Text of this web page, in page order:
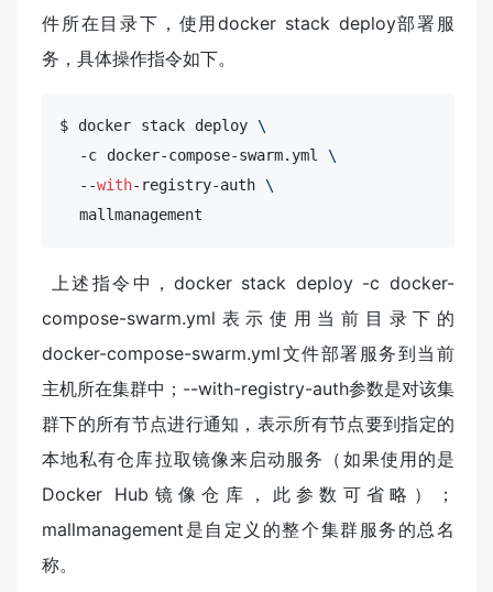
件所在目录下，使用docker stack deploy部署服
务，具体操作指令如下。
$ docker stack deploy \
  -c docker-compose-swarm.yml
\
  --
with-registry-auth \
  mallmanagement
​ 上述指令中，docker stack deploy -c docker-
compose-swarm.yml表示使用当前目录下的
docker-compose-swarm.yml文件部署服务到当前
主机所在集群中；--with-registry-auth参数是对该集
群下的所有节点进行通知，表示所有节点要到指定的
本地私有仓库拉取镜像来启动服务（如果使用的是
Docker Hub镜像仓库，此参数可省略）；
mallmanagement是自定义的整个集群服务的总名
称。